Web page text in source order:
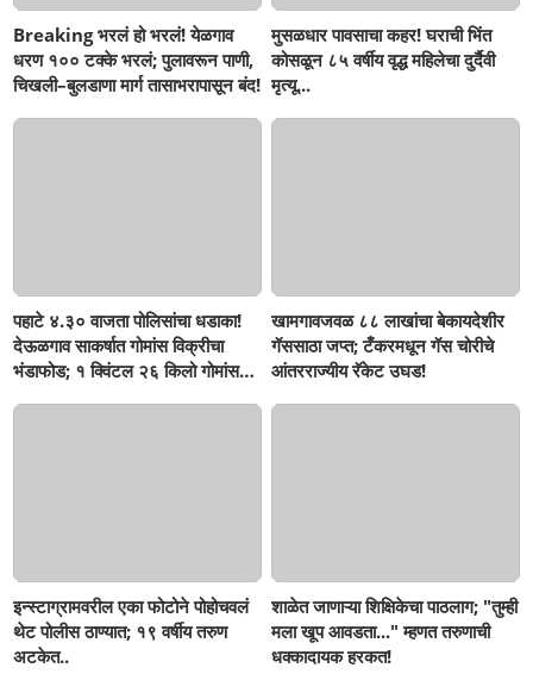
Breaking भरलं हो भरलं! येळगाव
धरण १०० टक्के भरलं; पुलावरून पाणी,
चिखली–बुलडाणा मार्ग तासाभरापासून बंद!
मुसळधार पावसाचा कहर! घराची भिंत
कोसळून ८५ वर्षीय वृद्ध महिलेचा दुर्दैवी
मृत्यू...
पहाटे ४.३० वाजता पोलिसांचा धडाका!
देऊळगाव साकर्षात गोमांस विक्रीचा
भंडाफोड; १ क्विंटल २६ किलो गोमांस
खामगावजवळ ८८ लाखांचा बेकायदेशीर
गॅससाठा जप्त; टँकरमधून गॅस चोरीचे
आंतरराज्यीय रॅकेट उघड!
इन्स्टाग्रामवरील एका फोटोने पोहोचवलं
थेट पोलीस ठाण्यात; १९ वर्षीय तरुण
अटकेत..
शाळेत जाणाऱ्या शिक्षिकेचा पाठलाग; "तुम्ही
मला खूप आवडता..." म्हणत तरुणाची
धक्कादायक हरकत!